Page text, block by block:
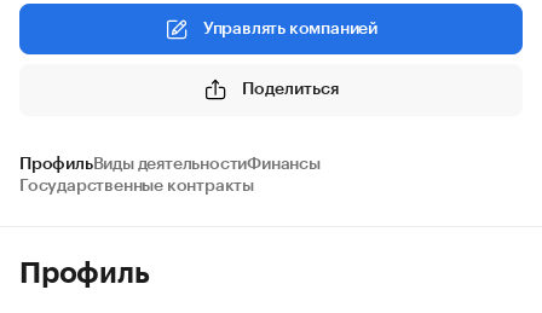
Управлять компанией
Поделиться
ПрофильВиды деятельностиФинансы
Государственные контракты
Профиль